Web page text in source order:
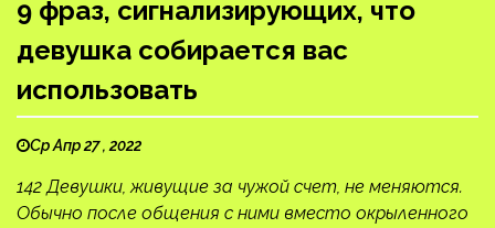
9 фраз, сигнализирующих, что
девушка собирается вас
использовать
Ср Апр 27 , 2022
142 Девушки, живущие за чужой счет, не меняются.
Обычно после общения с ними вместо окрыленного